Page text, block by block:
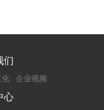
们
化 企业视频
心